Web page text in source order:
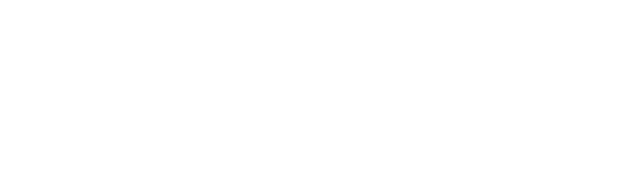
すめカフェ＊ cafe glyph
ェ noyau・・・など☆ レ